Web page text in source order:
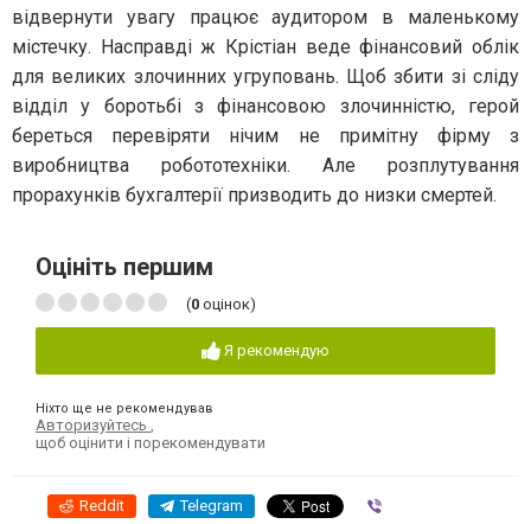
відвернути увагу працює аудитором в маленькому
містечку. Насправді ж Крістіан веде фінансовий облік
для великих злочинних угруповань. Щоб збити зі сліду
відділ у боротьбі з фінансовою злочинністю, герой
береться перевіряти нічим не примітну фірму з
виробництва робототехніки. Але розплутування
прорахунків бухгалтерії призводить до низки смертей.
Оцініть першим
(0 оцінок)
Я рекомендую
Ніхто ще не рекомендував
Авторизуйтесь ,
щоб оцінити і порекомендувати
Reddit Telegram